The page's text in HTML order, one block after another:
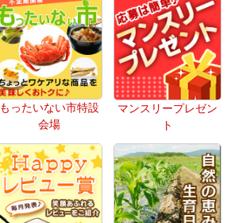
もったいない市特設
会場
マンスリープレゼン
ト